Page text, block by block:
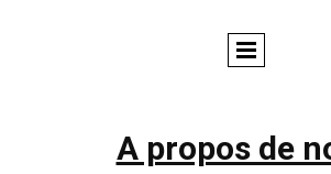
A propos de